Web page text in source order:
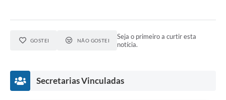
GOSTEI NÃO GOSTEI
Seja o primeiro a curtir esta
notícia.
Secretarias Vinculadas